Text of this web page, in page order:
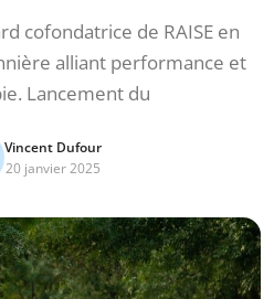
cofondatrice de RAISE en
alliant performance et
Lancement du
Vincent Dufour
20 janvier 2025